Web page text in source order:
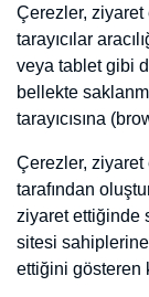
amacıyla çerezler
çerezlerin
nasıl
İnternet sitemizi
çerezlerin Politika
zaman kişisel
olursunuz.
Çerez (Cookie)
Çerezler, ziyaret
aracılığıyla
cihazlarınıza